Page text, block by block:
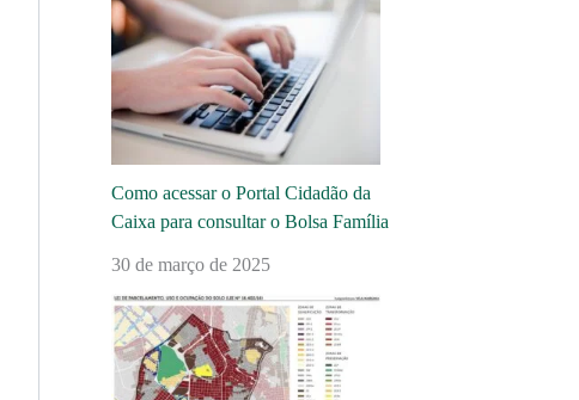
Como acessar o Portal Cidadão da
Caixa para consultar o Bolsa Família
30 de março de 2025